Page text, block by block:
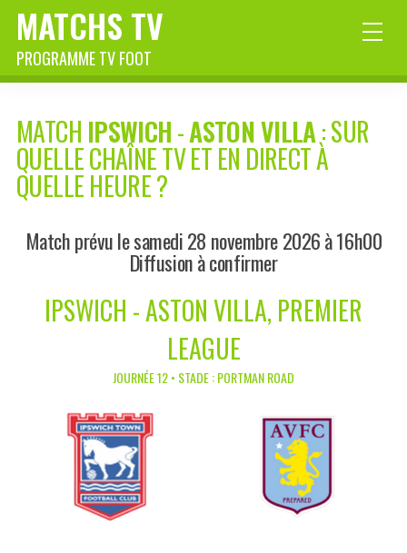
MATCHS TV
PROGRAMME TV FOOT
MATCH IPSWICH-ASTON VILLA: SUR
QUELLE CHAÎNE TV ET EN DIRECT À
QUELLE HEURE ?
Match prévu le samedi 28 novembre 2026 à 16h00
Diffusion à confirmer
IPSWICH - ASTON VILLA, PREMIER
LEAGUE
JOURNÉE 12 • STADE : PORTMAN ROAD